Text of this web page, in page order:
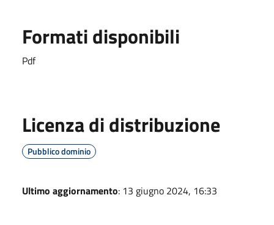
Formati disponibili
Pdf
Licenza di distribuzione
Pubblico dominio
Ultimo aggiornamento: 13 giugno 2024, 16:33